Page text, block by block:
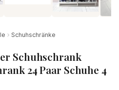
Schuhschränke
Schuhschrank
24 Paar Schuhe 4